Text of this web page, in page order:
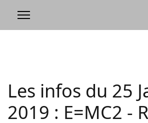
Les infos du 25
2019 : E=MC2 -